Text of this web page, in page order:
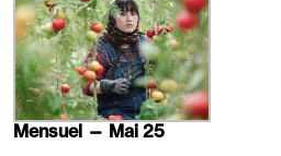
Mensuel — Mai 25